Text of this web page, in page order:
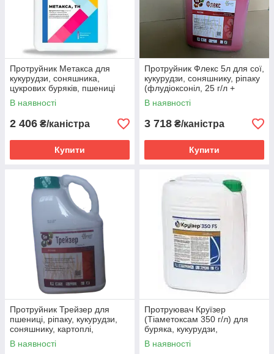
Протруйник Метакса для
кукурудзи, соняшника,
цукрових буряків, пшениці
озимої, сої (тіаметоксам, 350
г/л)
В наявності
2 406 ₴/каністра
Купити
Протруйник Флекс 5л для сої,
кукурудзи, соняшнику, ріпаку
(флудіоксоніл, 25 г/л +
металаксил – М, 10 г/л)
В наявності
3 718 ₴/каністра
Купити
Протруйник Трейзер для
пшениці, ріпаку, кукурудзи,
соняшнику, картоплі,
цукрових буряків
(Тіаметоксам)
В наявності
Протруювач Круїзер
(Тіаметоксам 350 г/л) для
буряка, кукурудзи,
соняшника, ріпаку, картоплі,
пшениці
В наявності